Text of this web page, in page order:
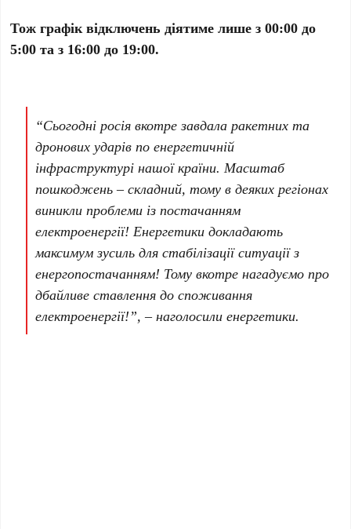
Тож графік відключень діятиме лише з 00:00 до
5:00 та з 16:00 до 19:00.
“Сьогодні росія вкотре завдала ракетних та
дронових ударів по енергетичній
інфраструктурі нашої країни. Масштаб
пошкоджень – складний, тому в деяких регіонах
виникли проблеми із постачанням
електроенергії! Енергетики докладають
максимум зусиль для стабілізації ситуації з
енергопостачанням! Тому вкотре нагадуємо про
дбайливе ставлення до споживання
електроенергії!”, – наголосили енергетики.